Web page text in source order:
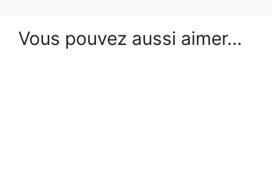
Vous pouvez aussi aimer…